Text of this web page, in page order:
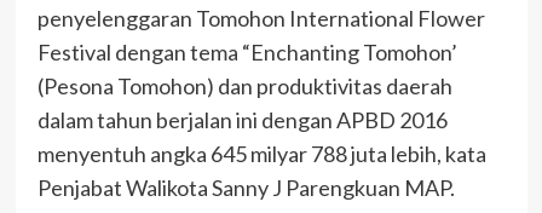
penyelenggaran Tomohon International Flower
Festival dengan tema “Enchanting Tomohon’
(Pesona Tomohon) dan produktivitas daerah
dalam tahun berjalan ini dengan APBD 2016
menyentuh angka 645 milyar 788 juta lebih, kata
Penjabat Walikota Sanny J Parengkuan MAP.